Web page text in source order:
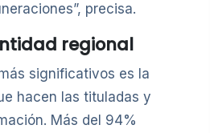
precisa.
regional
significativos es la
hacen las tituladas y
Más del 94%